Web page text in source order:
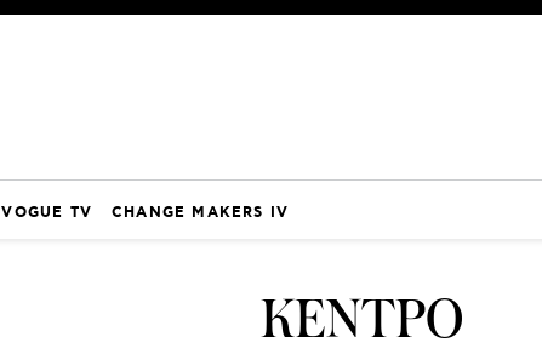
VOGUE TV CHANGE MAKERS IV
ΚΕΝΤΡΟ